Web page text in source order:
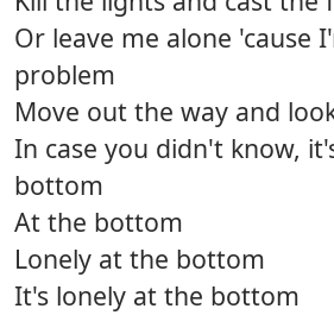
Or leave me alone 'cause
problem
Move out the way and
In case you didn't know,
bottom
At the bottom
Lonely at the bottom
It's lonely at the bottom